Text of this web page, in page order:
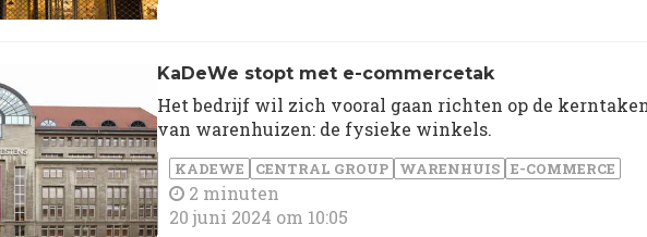
KaDeWe stopt met e-commercetak
Het bedrijf wil zich vooral gaan richten op de
van warenhuizen: de fysieke winkels.
KADEWE CENTRAL GROUP WARENHUIS E-COMMERCE
2 minuten
20 juni 2024 om 10:05